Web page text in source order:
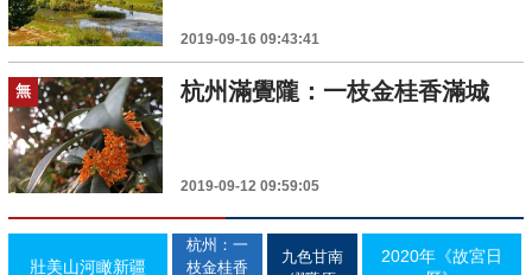
2019-09-16 09:43:41
無 杭州滿覺隴：一枝金桂香滿城
2019-09-12 09:59:05
壯美山河瞰新疆
杭州：一
枝金桂香
九色甘南
2020年《故宮日